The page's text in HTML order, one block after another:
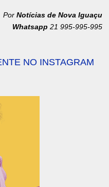
Por Notícias de Nova Iguaçu
Whatsapp 21 995-995-995
NO INSTAGRAM